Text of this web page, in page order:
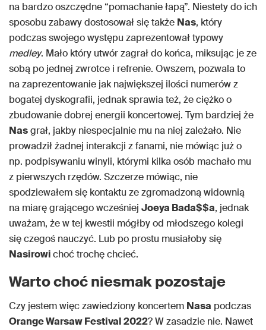
na bardzo oszczędne “pomachanie łapą”. Niestety do ich
sposobu zabawy dostosował się także Nas, który
podczas swojego występu zaprezentował typowy
medley. Mało który utwór zagrał do końca, miksując je ze
sobą po jednej zwrotce i refrenie. Owszem, pozwala to
na zaprezentowanie jak największej ilości numerów z
bogatej dyskografii, jednak sprawia też, że ciężko o
zbudowanie dobrej energii koncertowej. Tym bardziej że
Nasgrał, jakby niespecjalnie mu na niej zależało. Nie
prowadził żadnej interakcji z fanami, nie mówiąc już o
np. podpisywaniu winyli, którymi kilka osób machało mu
z pierwszych rzędów. Szczerze mówiąc, nie
spodziewałem się kontaktu ze zgromadzoną widownią
na miarę grającego wcześniej Joeya Bada$$a, jednak
uważam, że w tej kwestii mógłby od młodszego kolegi
się czegoś nauczyć. Lub po prostu musiałoby się
Nasirowichoć trochę chcieć.
Warto choć niesmak pozostaje
Czy jestem więc zawiedziony koncertem Nasa podczas
Orange Warsaw Festival 2022? W zasadzie nie. Nawet